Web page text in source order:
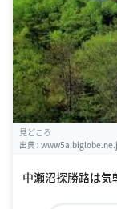
見どころ
出典：
中瀬沼探勝路は